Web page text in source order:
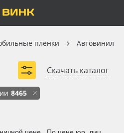
плёнки Автовинил
Скачать каталог
8465
975